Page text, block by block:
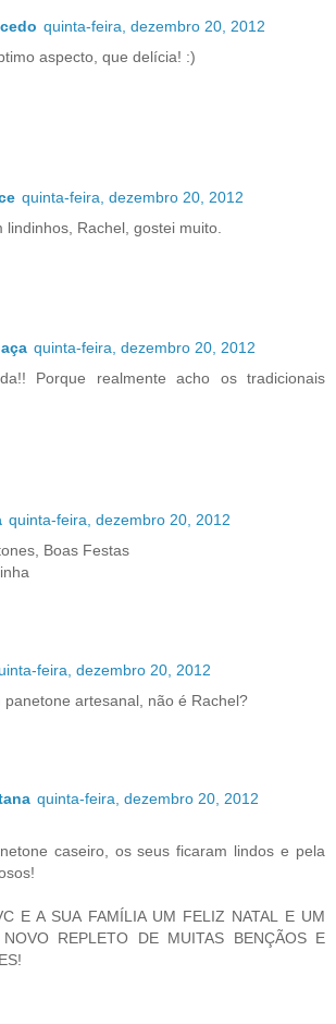
quinta-feira, dezembro 20, 2012
aspecto, que delícia! :)
quinta-feira, dezembro 20, 2012
lindinhos, Rachel, gostei muito.
quinta-feira, dezembro 20, 2012
Porque realmente acho os tradicionais
quinta-feira, dezembro 20, 2012
Boas Festas
feira, dezembro 20, 2012
panetone artesanal, não é Rachel?
quinta-feira, dezembro 20, 2012
caseiro, os seus ficaram lindos e pela
E A SUA FAMÍLIA UM FELIZ NATAL E UM
REPLETO DE MUITAS BENÇÃOS E